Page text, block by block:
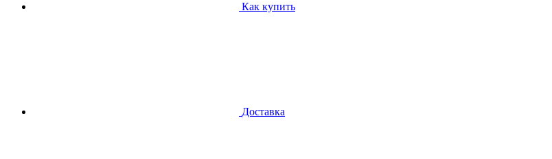
Как купить
Доставка